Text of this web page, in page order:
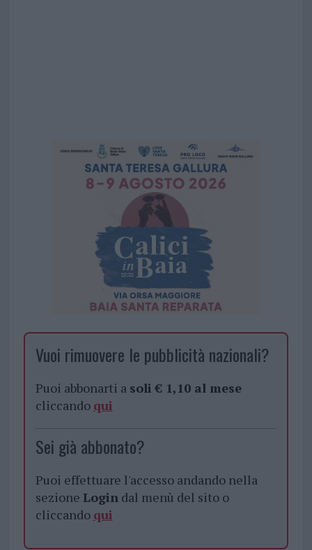
Vuoi rimuovere le pubblicità nazionali?
Puoi abbonarti a soli € 1,10 al mese
cliccando qui
Sei già abbonato?
Puoi effettuare l'accesso andando nella
sezione Logindal menù del sito o
cliccando qui